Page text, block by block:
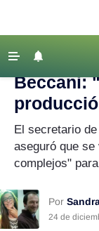
Agricultura
Lechería
Tecnología
Maquinaria
Agenda
‹ VOLVER
Agroclave
Beccani:
El secretario
aseguró que
complejos"
Por
24 de